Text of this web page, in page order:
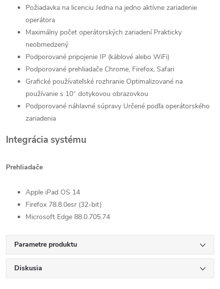
Požiadavka na licenciu Jedna na jedno aktívne zariadenie
operátora
Maximálny počet operátorských zariadení Prakticky
neobmedzený
Podporované pripojenie IP (káblové alebo WiFi)
Podporované prehliadače Chrome, Firefox, Safari
Grafické používateľské rozhranie Optimalizované na
používanie s 10“ dotykovou obrazovkou
Podporované náhlavné súpravy Určené podľa operátorského
zariadenia
Integrácia systému
Prehliadače
Apple iPad OS 14
Firefox 78.8.0esr (32-bit)
Microsoft Edge 88.0.705.74
Parametre produktu
Diskusia